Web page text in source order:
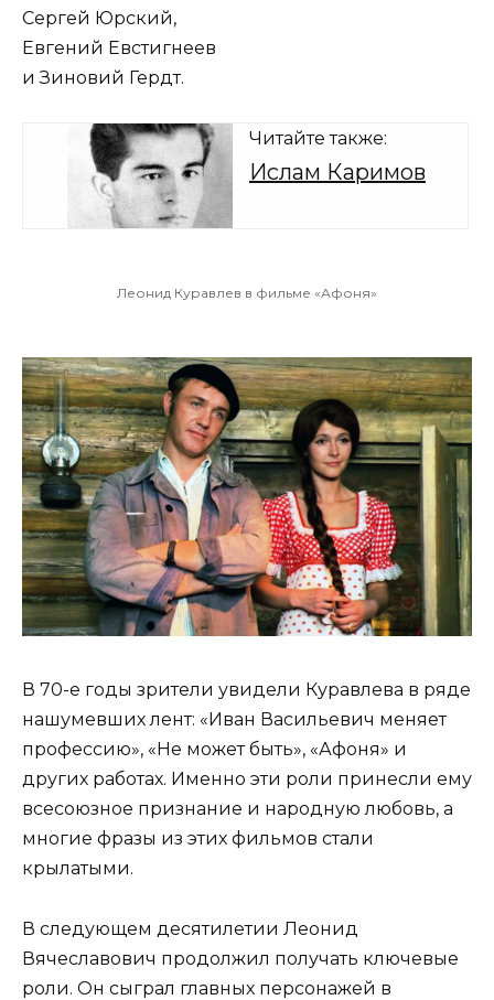
Сергей Юрский,
Евгений Евстигнеев
и Зиновий Гердт.
Читайте также:
Ислам Каримов
Леонид Куравлев в фильме «Афоня»
В 70-е годы зрители увидели Куравлева в ряде
нашумевших лент: «Иван Васильевич меняет
профессию», «Не может быть», «Афоня» и
других работах. Именно эти роли принесли ему
всесоюзное признание и народную любовь, а
многие фразы из этих фильмов стали
крылатыми.
В следующем десятилетии Леонид
Вячеславович продолжил получать ключевые
роли. Он сыграл главных персонажей в